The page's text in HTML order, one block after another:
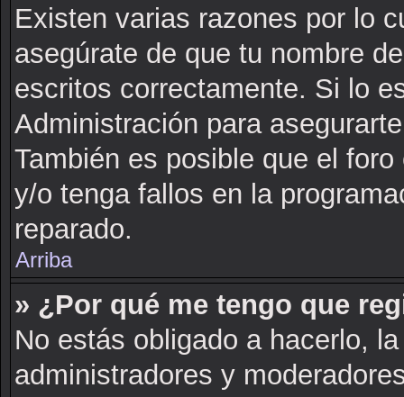
Existen varias razones por lo
asegúrate de que tu nombre
escritos correctamente. Si lo
Administración para
También es posible que el
y/o tenga fallos en la
reparado.
Arriba
» ¿Por qué me tengo que
No estás obligado a hacerlo,
administradores y